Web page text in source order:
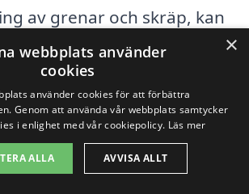
av grenar och skräp, kan
det totala priset för
i Löderup
hänsyn till dessa faktorer
jämföra olika offerter från
×
webbplats använder
cookies
använder cookies för att förbättra
Genom att använda vår webbplats samtycker
i enlighet med vår cookiepolicy. Läs mer
ALLA AVVISA ALLT